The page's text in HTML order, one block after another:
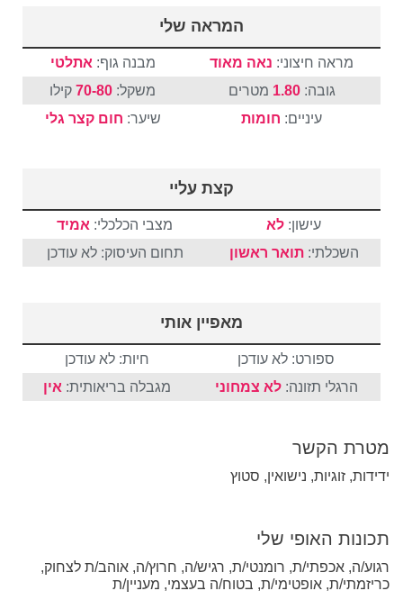
המראה שלי
מראה חיצוני: נאה מאוד מבנה גוף: אתלטי
גובה:1.80 מטרים משקל: 70-80 קילו
עיניים: חומות שיער: חום קצר גלי
קצת עליי
עישון: לא מצבי הכלכלי: אמיד
השכלתי:תואר ראשון תחום העיסוק: לא עודכן
מאפיין אותי
ספורט: לא עודכן
חיות: לא עודכן
הרגלי תזונה:לא צמחוני מגבלה בריאותית: אין
מטרת הקשר
ידידות, זוגיות, נישואין, סטוץ
תכונות האופי שלי
רגוע/ה, אכפתי/ת, רומנטי/ת, רגיש/ה, חרוץ/ה, אוהב/ת לצחוק,
כריזמתי/ת, אופטימי/ת, בטוח/ה בעצמי, מעניין/ת